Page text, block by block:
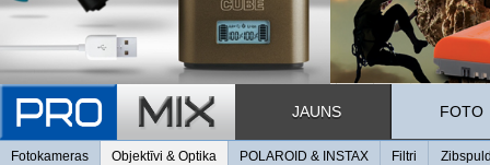
JAUNS FOTO
Fotokameras Objektīvi & Optika POLAROID & INSTAX Filtri